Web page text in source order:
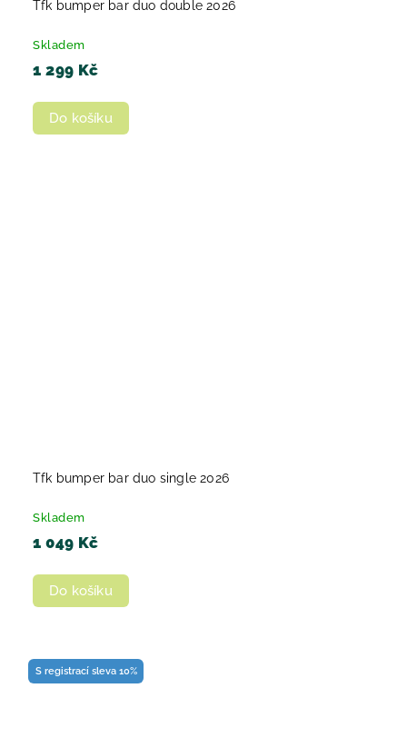
Tfk bumper bar duo double 2026
Skladem
1 299 Kč
Do košíku
Tfk bumper bar duo single 2026
Skladem
1 049 Kč
Do košíku
S registrací sleva 10%